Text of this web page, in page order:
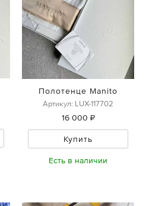
Полотенце Manito
Артикул: LUX-117702
16 000 ₽
Купить
Есть в наличии